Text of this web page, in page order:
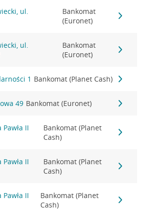
ul.
Bankomat
(Euronet)
ul.
Bankomat
(Euronet)
1 Bankomat (Planet Cash)
49 Bankomat (Euronet)
Pawła II
Bankomat (Planet
Cash)
Pawła II
Bankomat (Planet
Cash)
Pawła II
Bankomat (Planet
Cash)